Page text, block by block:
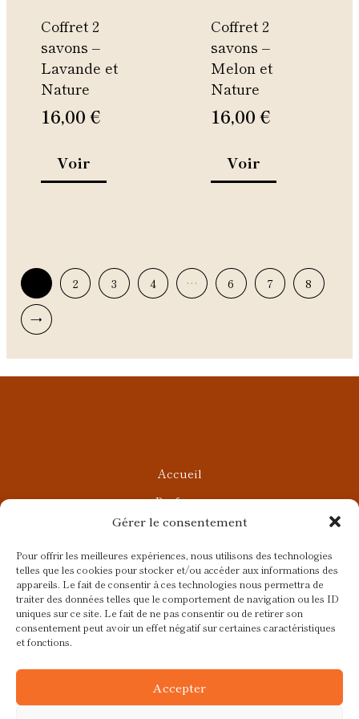
Gérer le consentement
Pour offrir les meilleures expériences, nous utilisons des technologies
telles que les cookies pour stocker et/ou accéder aux informations des
appareils. Le fait de consentir à ces technologies nous permettra de
traiter des données telles que le comportement de navigation ou les ID
uniques sur ce site. Le fait de ne pas consentir ou de retirer son
consentement peut avoir un effet négatif sur certaines caractéristiques
et fonctions.
Accepter
Coffret 2
savons –
Lavande et
Nature
16,00€
Voir
la
Coffret 2
savons –
Melon et
Nature
16,00 €
Voir
2 3 4 … 6 7 8
→
Accueil
Parfums
Ateliers privés
Rendez-vous Beauté
Rendez-vous Parfumés
Contact
Blog